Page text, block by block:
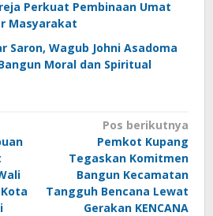
Perkuat Pembinaan Umat
Masyarakat
Saron, Wagub Johni Asadoma
Moral dan Spiritual
Pos berikutnya
Pemkot Kupang
Tegaskan Komitmen
Bangun Kecamatan
Tangguh Bencana Lewat
Gerakan KENCANA